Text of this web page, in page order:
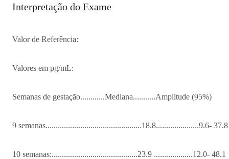
Interpretação do Exame
Valor de Referência:
Valores em pg/mL:
Semanas de gestação............Mediana...........Amplitude (95%)
9 semanas...............................................18.8.....................9.6- 37.8
10 semanas:..........................................23.9 ...................12.0- 48.1